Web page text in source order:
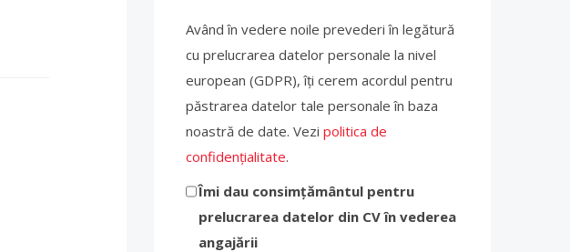
Având în vedere noile prevederi în legătură
cu prelucrarea datelor personale la nivel
european (GDPR), îți cerem acordul pentru
păstrarea datelor tale personale în baza
noastră de date. Vezi politica de
confidențialitate.
Îmi dau consimțământul pentru
prelucrarea datelor din CV în vederea
angajării